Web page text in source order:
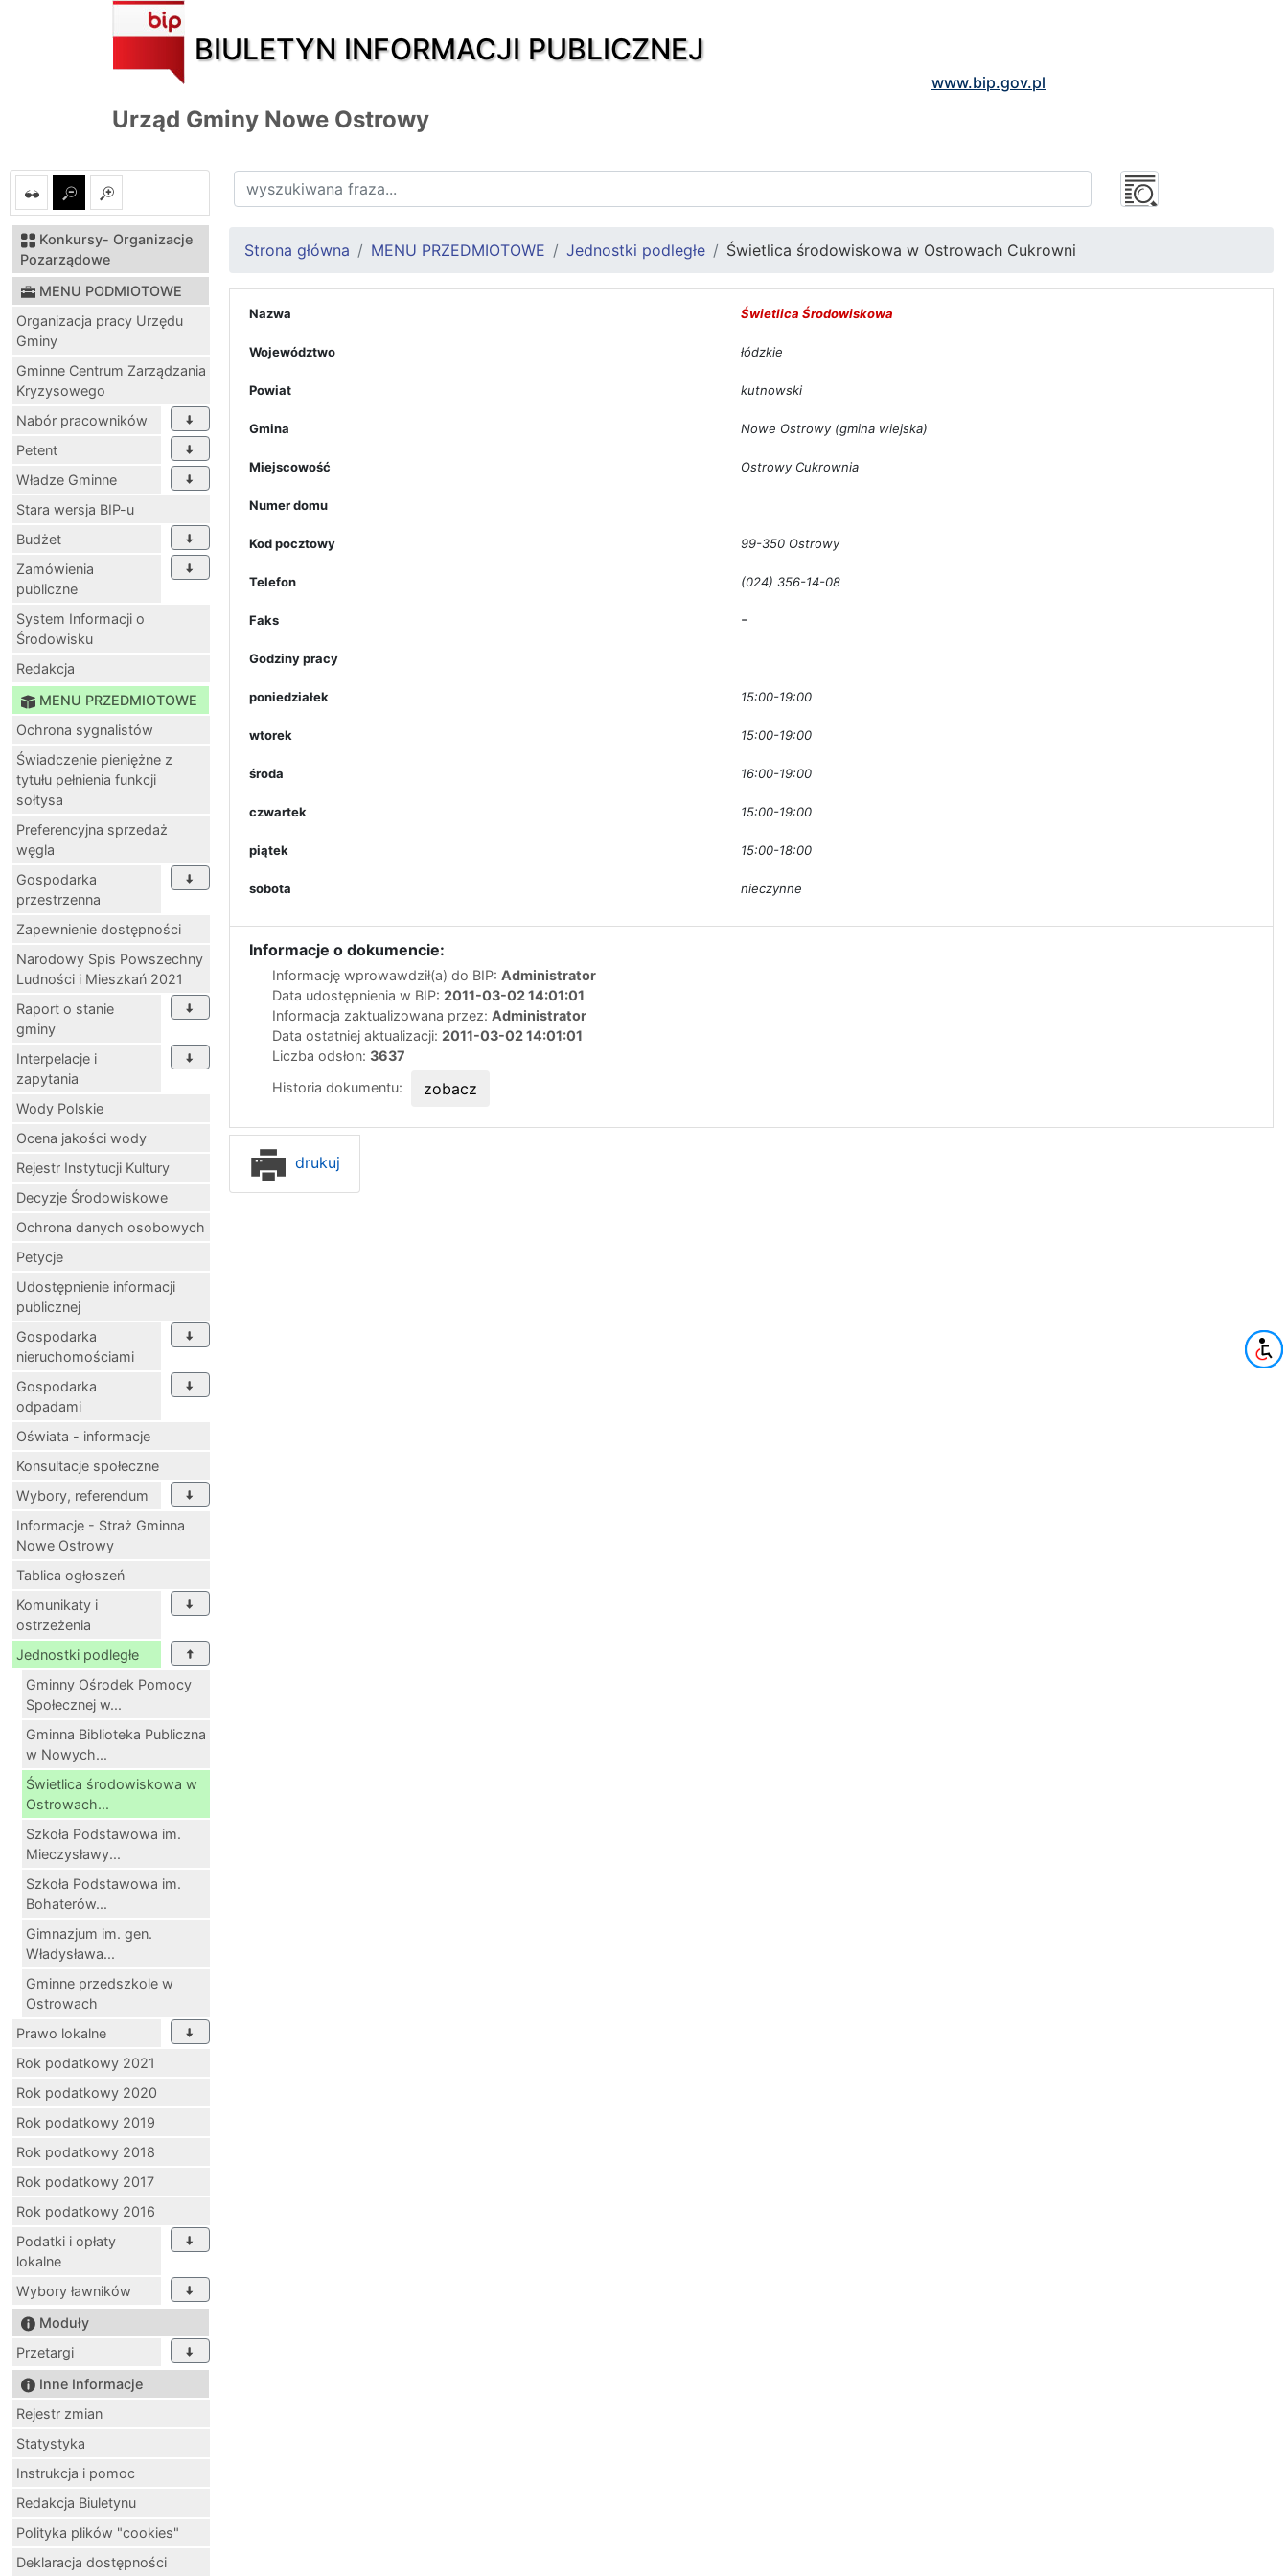
BIULETYN INFORMACJI PUBLICZNEJ
www.bip.gov.pl
Urząd Gminy Nowe Ostrowy
Konkursy- Organizacje
Pozarządowe
MENU PODMIOTOWE
Organizacja pracy Urzędu
Gminy
Gminne Centrum Zarządzania
Kryzysowego
Nabór pracowników
Petent
Władze Gminne
Stara wersja BIP-u
Budżet
Zamówienia
publiczne
System Informacji o
Środowisku
Redakcja
MENU PRZEDMIOTOWE
Ochrona sygnalistów
Świadczenie pieniężne z
tytułu pełnienia funkcji
sołtysa
Preferencyjna sprzedaż
węgla
Gospodarka
przestrzenna
Zapewnienie dostępności
Narodowy Spis Powszechny
Ludności i Mieszkań 2021
Raport o stanie
gminy
Interpelacje i
zapytania
Wody Polskie
Ocena jakości wody
Rejestr Instytucji Kultury
Decyzje Środowiskowe
Ochrona danych osobowych
Petycje
Udostępnienie informacji
publicznej
Gospodarka
nieruchomościami
Gospodarka
odpadami
Oświata - informacje
Konsultacje społeczne
Wybory, referendum
Informacje - Straż Gminna
Nowe Ostrowy
Tablica ogłoszeń
Komunikaty i
ostrzeżenia
Jednostki podległe
Gminny Ośrodek Pomocy
Społecznej w...
Gminna Biblioteka Publiczna
w Nowych...
Świetlica środowiskowa w
Ostrowach...
Szkoła Podstawowa im.
Mieczysławy...
Szkoła Podstawowa im.
Bohaterów...
Gimnazjum im. gen.
Władysława...
Gminne przedszkole w
Ostrowach
Prawo lokalne
Rok podatkowy 2021
Rok podatkowy 2020
Rok podatkowy 2019
Rok podatkowy 2018
Rok podatkowy 2017
Rok podatkowy 2016
Podatki i opłaty
lokalne
Wybory ławników
Moduły
Przetargi
Inne Informacje
Rejestr zmian
Statystyka
Instrukcja i pomoc
Redakcja Biuletynu
Polityka plików "cookies"
Deklaracja dostępności
Strona główna MENU PRZEDMIOTOWE Jednostki podległe Świetlica środowiskowa w Ostrowach Cukrowni
Nazwa Świetlica Środowiskowa
Województwo łódzkie
Powiat kutnowski
Gmina Nowe Ostrowy (gmina wiejska)
Miejscowość Ostrowy Cukrownia
Numer domu
Kod pocztowy 99-350 Ostrowy
Telefon (024) 356-14-08
Faks -
Godziny pracy
poniedziałek 15:00-19:00
wtorek 15:00-19:00
środa 16:00-19:00
czwartek 15:00-19:00
piątek 15:00-18:00
sobota nieczynne
Informacje o dokumencie:
Informację wprowawdził(a) do BIP: Administrator
Data udostępnienia w BIP: 2011-03-02 14:01:01
Informacja zaktualizowana przez: Administrator
Data ostatniej aktualizacji: 2011-03-02 14:01:01
Liczba odsłon: 3637
Historia dokumentu:
zobacz
drukuj